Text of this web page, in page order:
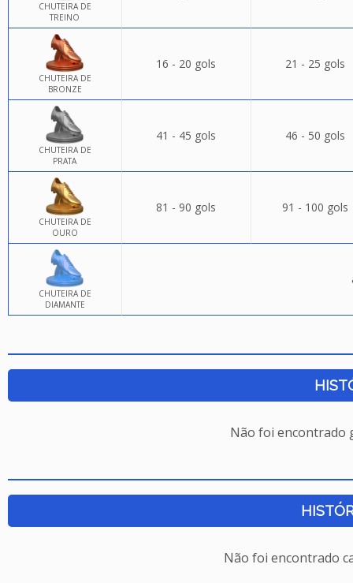
CHUTEIRA DE
TREINO
CHUTEIRA DE
BRONZE
16 - 20 gols 21 - 25 gols
CHUTEIRA DE
PRATA
41 - 45 gols 46 - 50 gols
CHUTEIRA DE
OURO
81 - 90 gols 91 - 100 gols
CHUTEIRA DE
DIAMANTE
Não foi encontrado
Não foi encontrado